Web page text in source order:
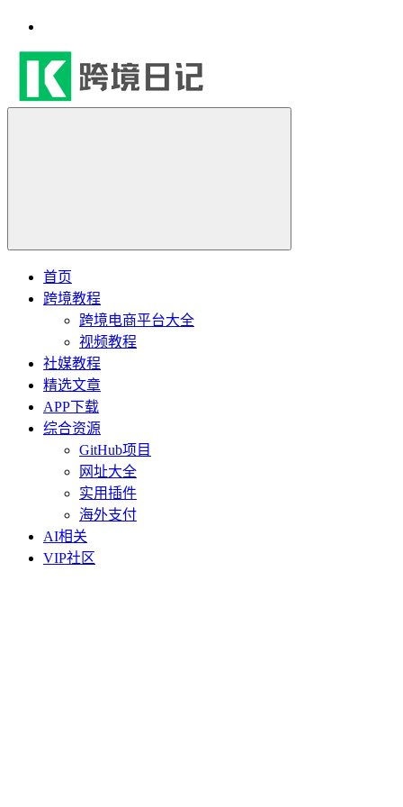
首页
跨境教程
跨境电商平台大全
视频教程
社媒教程
精选文章
APP下载
综合资源
GitHub项目
网址大全
实用插件
海外支付
AI相关
VIP社区